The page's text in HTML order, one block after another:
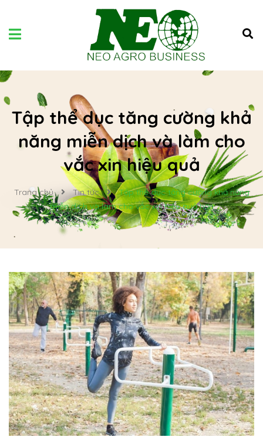
Tập thể dục tăng cường khả
năng miễn dịch và làm cho
vắc xin hiệu quả
Trang chủ Tin tức
Tập thể dục tăng cường khả năng
miễn dịch và làm cho vắc xin hiệu quả hơn